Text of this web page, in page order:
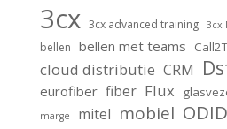
3cx 3cx advanced training 3cx
bellen bellen met teams
cloud distributie CRM
eurofiber fiber Flux
marge mitel mobiel